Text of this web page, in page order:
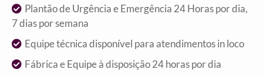
Plantão de Urgência e Emergência 24 Horas por dia,
7 dias por semana
Equipe técnica disponível para atendimentosin loco
Fábrica e Equipe à disposição 24 horas por dia